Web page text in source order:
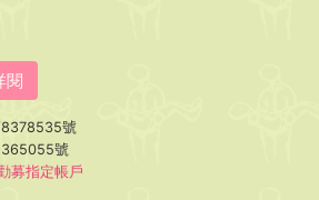
閱
號
號
募指定帳戶